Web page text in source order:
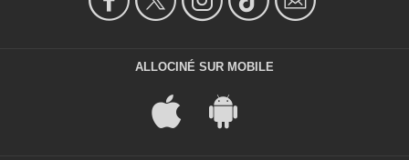
ALLOCINÉ SUR MOBILE